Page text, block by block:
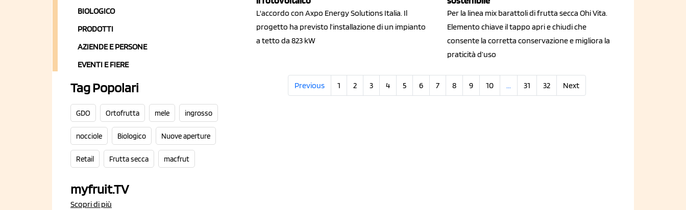
BIOLOGICO
PRODOTTI
AZIENDE E PERSONE
EVENTI E FIERE
Tag Popolari
GDO Ortofrutta mele ingrosso
nocciole Biologico Nuove aperture
Retail Frutta secca macfrut
myfruit.TV
Scopri di più
L'accordo con Axpo Energy Solutions Italia. Il
progetto ha previsto l’installazione di un impianto
a tetto da 823 kW
Per la linea mix barattoli di frutta secca Ohi Vita.
Elemento chiave il tappo apri e chiudi che
consente la corretta conservazione e migliora la
praticità d’uso
Previous 1 2 3 4 5 6 7 8 9 10 ... 31 32 Next